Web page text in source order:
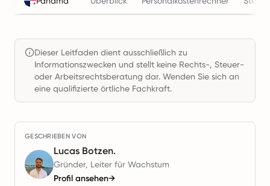
Dieser Leitfaden dient ausschließlich zu
Informationszwecken und stellt keine Rechts-, Steuer-
oder Arbeitsrechtsberatung dar. Wenden Sie sich an
eine qualifizierte örtliche Fachkraft.
GESCHRIEBEN VON
Lucas Botzen.
Gründer, Leiter für Wachstum
Profil ansehen→